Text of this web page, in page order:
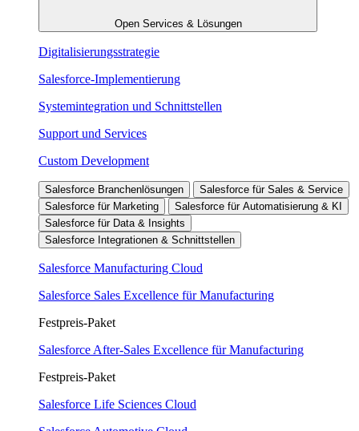
Open Services & Lösungen
Digitalisierungsstrategie
Salesforce-Implementierung
Systemintegration und Schnittstellen
Support und Services
Custom Development
Salesforce Branchenlösungen
Salesforce für Sales & Service
Salesforce für Marketing
Salesforce für Automatisierung & KI
Salesforce für Data & Insights
Salesforce Integrationen & Schnittstellen
Salesforce Manufacturing Cloud
Salesforce Sales Excellence für Manufacturing
Festpreis-Paket
Salesforce After-Sales Excellence für Manufacturing
Festpreis-Paket
Salesforce Life Sciences Cloud